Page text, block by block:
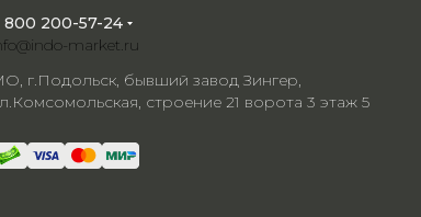
800 200-57-24
market.ru
г.Подольск, бывший завод Зингер,
строение 21 ворота 3 этаж 5